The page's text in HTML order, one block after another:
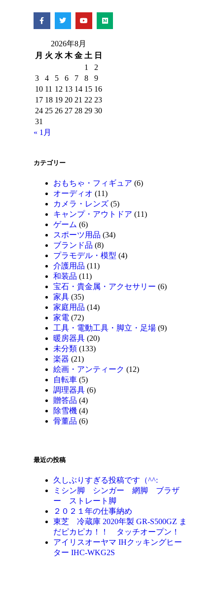
2026年8月
月 火 水 木 金 土 日
1
2
3
4 5 6 7 8
9
10 11 12 13 14 15 16
17 18 19 20 21 22 23
24 25 26 27 28 29 30
31
« 1月
カテゴリー
おもちゃ・フィギュア (6)
オーディオ (11)
カメラ・レンズ (5)
キャンプ・アウトドア (11)
ゲーム (6)
スポーツ用品 (34)
ブランド品 (8)
プラモデル・模型 (4)
介護用品 (11)
和装品 (11)
宝石・貴金属・アクセサリー (6)
家具 (35)
家庭用品 (14)
家電 (72)
工具・電動工具・脚立・足場 (9)
暖房器具 (20)
未分類 (133)
楽器 (21)
絵画・アンティーク (12)
自転車 (5)
調理器具 (6)
贈答品 (4)
除雪機 (4)
骨董品 (6)
最近の投稿
久しぶりすぎる投稿です（^^:
ミシン脚 シンガー 網脚 ブラザ
ー ストレート脚
２０２１年の仕事納め
東芝 冷蔵庫 2020年製 GR-S500GZ ま
だピカピカ！！ タッチオープン！
アイリスオーヤマ IHクッキングヒー
ター IHC-WKG2S